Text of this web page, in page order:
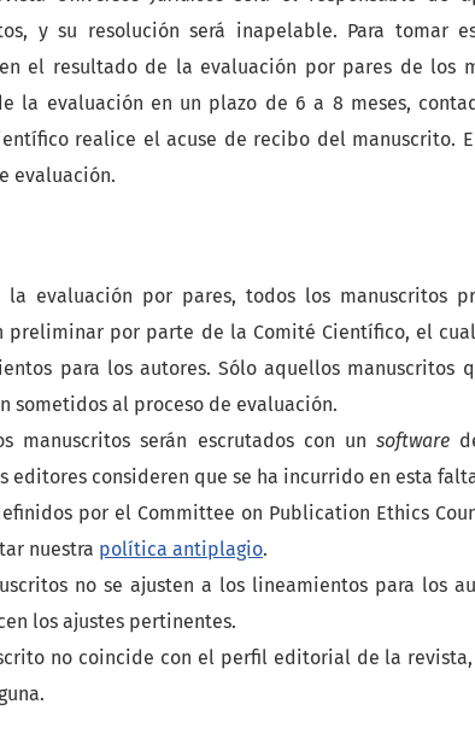
y su resolución será inapelable. Para tomar
el resultado de la evaluación por pares de los
la evaluación en un plazo de 6 a 8 meses,
realice el acuse de recibo del manuscrito.
evaluación.
evaluación por pares, todos los manuscritos
preliminar por parte de la Comité Científico, el
para los autores. Sólo aquellos manuscritos
sometidos al proceso de evaluación.
manuscritos serán escrutados con un software
editores consideren que se ha incurrido en esta
por el Committee on Publication Ethics
nuestra política antiplagio.
no se ajusten a los lineamientos para los
los ajustes pertinentes.
no coincide con el perfil editorial de la revista,